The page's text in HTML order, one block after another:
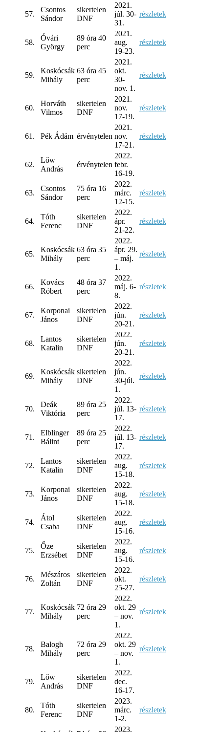
57.
Csontos
Sándor
sikertelen
DNF
2021.
júl. 30-
31.
részletek
58.
Óvári
György
89 óra 40
perc
2021.
aug.
19-23.
részletek
59.
Koskócsák
Mihály
63 óra 45
perc
2021.
okt.
30-
nov. 1.
részletek
60.
Horváth
Vilmos
sikertelen
DNF
2021.
nov.
17-19.
részletek
61. Pék Ádám érvénytelen
2021.
nov.
17-21.
részletek
62.
Lőw
András
érvénytelen
2022.
febr.
16-19.
63.
Csontos
Sándor
75 óra 16
perc
2022.
márc.
12-15.
részletek
64.
Tóth
Ferenc
sikertelen
DNF
2022.
ápr.
21-22.
részletek
65.
Koskócsák
Mihály
63 óra 35
perc
2022.
ápr. 29.
– máj.
1.
részletek
66.
Kovács
Róbert
48 óra 37
perc
2022.
máj. 6-
8.
részletek
67.
Korponai
János
sikertelen
DNF
2022.
jún.
20-21.
részletek
68.
Lantos
Katalin
sikertelen
DNF
2022.
jún.
20-21.
részletek
69.
Koskócsák
Mihály
sikertelen
DNF
2022.
jún.
30-júl.
1.
részletek
70.
Deák
Viktória
89 óra 25
perc
2022.
júl. 13-
17.
részletek
71.
Elblinger
Bálint
89 óra 25
perc
2022.
júl. 13-
17.
részletek
72.
Lantos
Katalin
sikertelen
DNF
2022.
aug.
15-18.
részletek
73.
Korponai
János
sikertelen
DNF
2022.
aug.
15-18.
részletek
74.
Átol
Csaba
sikertelen
DNF
2022.
aug.
15-16.
részletek
75.
Őze
Erzsébet
sikertelen
DNF
2022.
aug.
15-16.
részletek
76.
Mészáros
Zoltán
sikertelen
DNF
2022.
okt.
25-27.
részletek
77.
Koskócsák
Mihály
72 óra 29
perc
2022.
okt. 29
– nov.
1.
részletek
78.
Balogh
Mihály
72 óra 29
perc
2022.
okt. 29
– nov.
1.
részletek
79.
Lőw
András
sikertelen
DNF
2022.
dec.
16-17.
80.
Tóth
Ferenc
sikertelen
DNF
2023.
márc.
1-2.
részletek
2023.